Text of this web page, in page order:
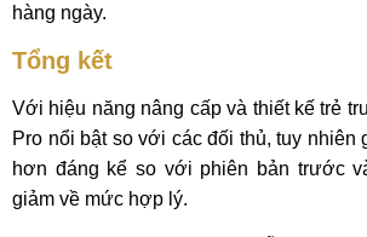
hàng ngày.
Tổng kết
Với hiệu năng nâng cấp và thiết kế trẻ
Pro nổi bật so với các đối thủ, tuy nhiên
hơn đáng kể so với phiên bản trước
giảm về mức hợp lý.